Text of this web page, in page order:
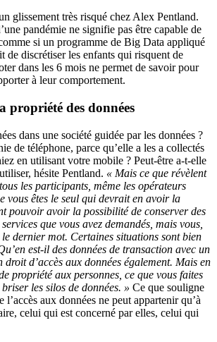
glissement très risqué chez Alex Pentland.
pandémie ne signifie pas être capable de
si un programme de Big Data appliqué
de discrétiser les enfants qui risquent de
dans les 6 mois ne permet de savoir pour
à leur comportement.
propriété des données
dans une société guidée par les données ?
de téléphone, parce qu’elle a les a collectés
en utilisant votre mobile ? Peut-être a-t-elle
hésite Pentland. « Mais ce que révèlent
les participants, même les opérateurs
vous êtes le seul qui devrait en avoir la
pouvoir avoir la possibilité de conserver des
que vous avez demandés, mais vous,
dernier mot. Certaines situations sont bien
est-il des données de transaction avec un
d’accès aux données également. Mais en
propriété aux personnes, ce que vous faites
les silos de données. » Ce que souligne
l’accès aux données ne peut appartenir qu’à
celui qui est concerné par elles, celui qui